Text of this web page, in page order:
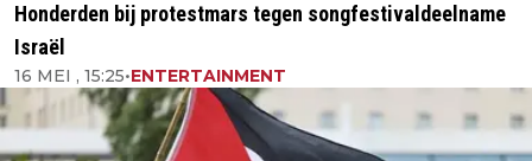
Honderden bij protestmars tegen songfestivaldeelname
Israël
16 MEI , 15:25•ENTERTAINMENT